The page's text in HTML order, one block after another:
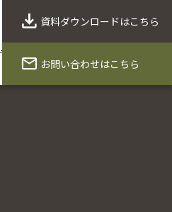
ニュース 製品保証 会社概要
資料ダウンロード はこちら
お問い合わせはこちら